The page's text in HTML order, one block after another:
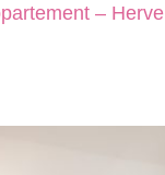
– Herve